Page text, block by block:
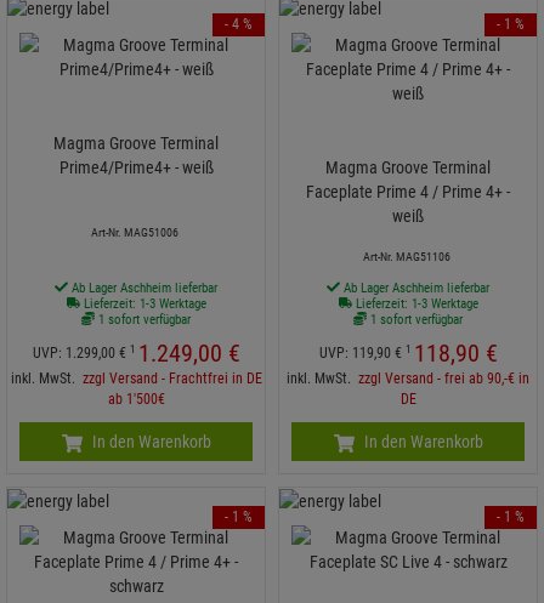
Magma Groove Terminal
Prime4/Prime4+ - weiß
Art-Nr. MAG51006
Ab Lager Aschheim lieferbar
Lieferzeit: 1-3 Werktage
1 sofort verfügbar
UVP: 1.299,00 € 1 1.249,00 €
inkl. MwSt. zzgl Versand - Frachtfrei in DE
ab 1'500€
- 4 %
In den Warenkorb
Magma Groove Terminal
Faceplate Prime 4 / Prime 4+ -
weiß
Art-Nr. MAG51106
Ab Lager Aschheim lieferbar
Lieferzeit: 1-3 Werktage
1 sofort verfügbar
UVP: 119,90 € 1 118,90 €
inkl. MwSt. zzgl Versand - frei ab 90,-€ in
DE
- 1 %
In den Warenkorb
- 1 % - 1 %